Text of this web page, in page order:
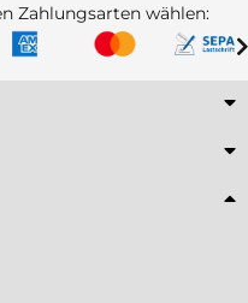
Zahlungsarten wählen: